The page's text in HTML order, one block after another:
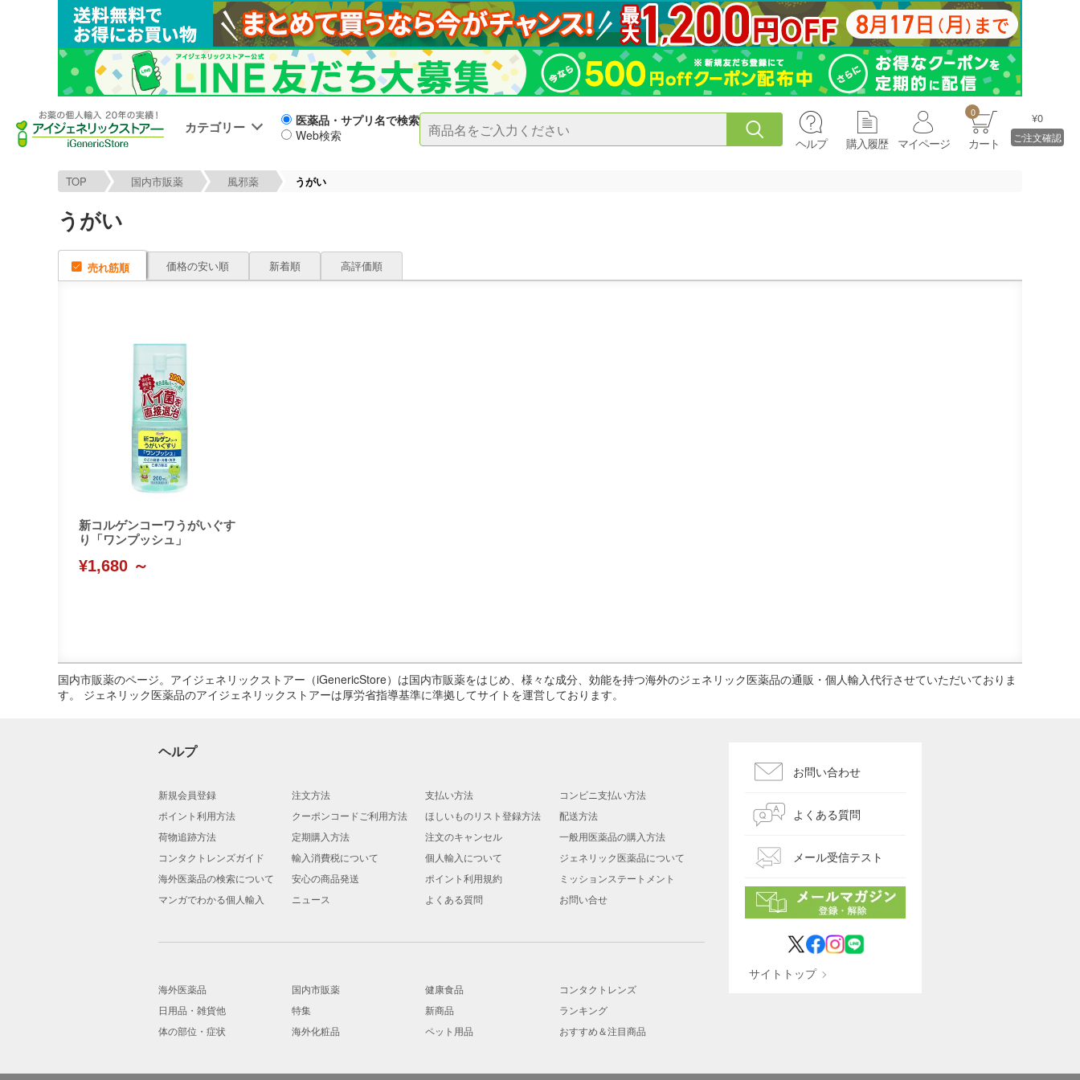
カテゴリー
医薬品・サプリ名で検索
Web検索
ヘルプ 購入履歴 マイページ
0
カート
¥0
ご注文確認
TOP 国内市販薬 風邪薬 うがい
うがい
売れ筋順 価格の安い順 新着順 高評価順
新コルゲンコーワうがいぐす
り「ワンプッシュ」
¥1,680 ～
国内市販薬のページ。アイジェネリックストアー（iGenericStore）は国内市販薬をはじめ、様々な成分、効能を持つ海外のジェネリック医薬品の通販・個人輸入代行させていただいておりま
す。 ジェネリック医薬品のアイジェネリックストアーは厚労省指導基準に準拠してサイトを運営しております。
ヘルプ
新規会員登録 注文方法 支払い方法
コンビニ支払い方法
ポイント利用方法
クーポンコードご利用方法 ほしいものリスト登録方法
配送方法
荷物追跡方法
定期購入方法 注文のキャンセル
一般用医薬品の購入方法
コンタクトレンズガイド
輸入消費税について 個人輸入について
ジェネリック医薬品について
海外医薬品の検索について
安心の商品発送 ポイント利用規約
ミッションステートメント
マンガでわかる個人輸入
ニュース よくある質問 お問い合せ
海外医薬品 国内市販薬 健康食品
コンタクトレンズ
日用品・雑貨他
特集 新商品
ランキング
体の部位・症状
海外化粧品 ペット用品 おすすめ＆注目商品
お問い合わせ
よくある質問
メール受信テスト
サイトトップ